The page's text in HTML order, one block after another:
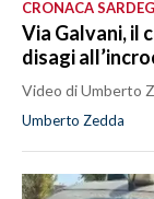
CRONACA
Via Galvani, il
disagi
Video di Umberto
Umberto Zedda